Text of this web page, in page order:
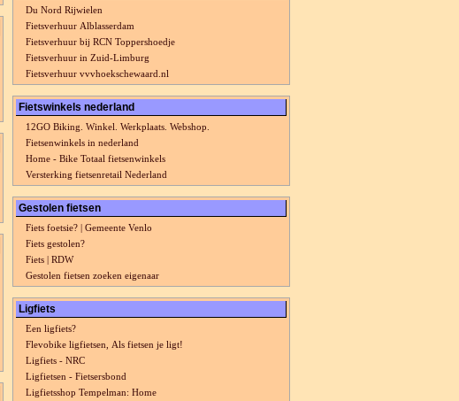
Du Nord Rijwielen
Fietsverhuur Alblasserdam
Fietsverhuur bij RCN Toppershoedje
Fietsverhuur in Zuid-Limburg
Fietsverhuur vvvhoekschewaard.nl
Fietswinkels nederland
12GO Biking. Winkel. Werkplaats. Webshop.
Fietsenwinkels in nederland
Home - Bike Totaal fietsenwinkels
Versterking fietsenretail Nederland
Gestolen fietsen
Fiets foetsie? | Gemeente Venlo
Fiets gestolen?
Fiets | RDW
Gestolen fietsen zoeken eigenaar
Ligfiets
Een ligfiets?
Flevobike ligfietsen, Als fietsen je ligt!
Ligfiets - NRC
Ligfietsen - Fietsersbond
Ligfietsshop Tempelman: Home